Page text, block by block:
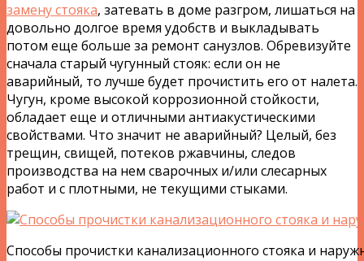
замену стояка, затевать в доме разгром, лишаться на
довольно долгое время удобств и выкладывать
потом еще больше за ремонт санузлов. Обревизуйте
сначала старый чугунный стояк: если он не
аварийный, то лучше будет прочистить его от налета.
Чугун, кроме высокой коррозионной стойкости,
обладает еще и отличными антиакустическими
свойствами. Что значит не аварийный? Целый, без
трещин, свищей, потеков ржавчины, следов
производства на нем сварочных и/или слесарных
работ и с плотными, не текущими стыками.
Способы прочистки канализационного стояка и